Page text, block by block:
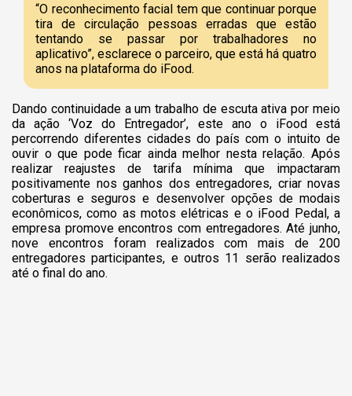
“O reconhecimento facial tem que continuar porque
tira de circulação pessoas erradas que estão
tentando se passar por trabalhadores no
aplicativo”, esclarece o parceiro, que está há quatro
anos na plataforma do iFood.
Dando continuidade a um trabalho de escuta ativa por meio
da ação ‘Voz do Entregador’, este ano o iFood está
percorrendo diferentes cidades do país com o intuito de
ouvir o que pode ficar ainda melhor nesta relação. Após
realizar reajustes de tarifa mínima que impactaram
positivamente nos ganhos dos entregadores, criar novas
coberturas e seguros e desenvolver opções de modais
econômicos, como as motos elétricas e o iFood Pedal, a
empresa promove encontros com entregadores. Até junho,
nove encontros foram realizados com mais de 200
entregadores participantes, e outros 11 serão realizados
até o final do ano.